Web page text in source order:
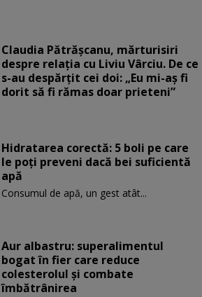
Claudia Pătrășcanu, mărturisiri
despre relația cu Liviu Vârciu. De ce
s-au despărțit cei doi: „Eu mi-aș fi
dorit să fi rămas doar prieteni”
Hidratarea corectă: 5 boli pe care
le poți preveni dacă bei suficientă
apă
Consumul de apă, un gest atât...
Aur albastru: superalimentul
bogat în fier care reduce
colesterolul și combate
îmbătrânirea